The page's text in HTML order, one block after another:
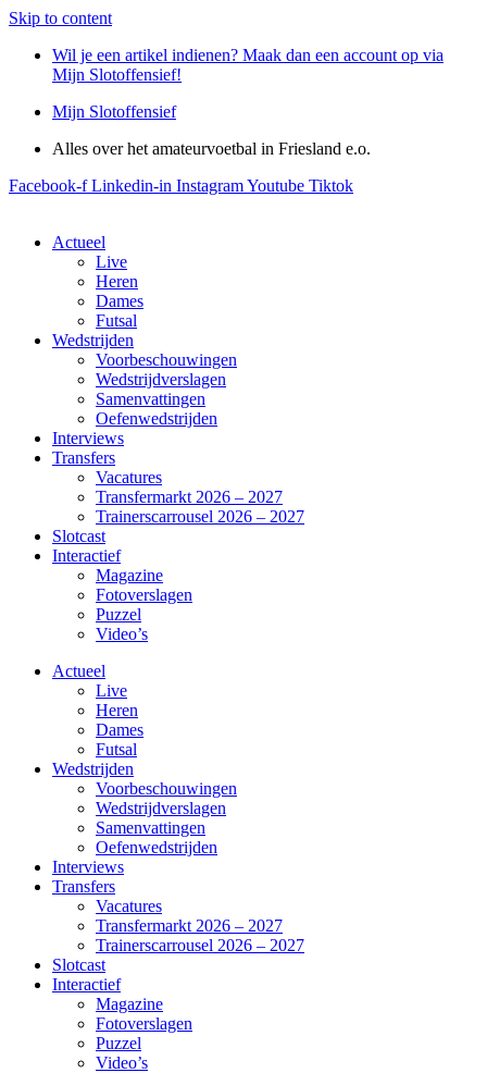
Skip to content
Wil je een artikel indienen? Maak dan een account op via
Mijn Slotoffensief!
Mijn Slotoffensief
Alles over het amateurvoetbal in Friesland e.o.
Facebook-f Linkedin-in InstagramYoutube Tiktok
Actueel
Live
Heren
Dames
Futsal
Wedstrijden
Voorbeschouwingen
Wedstrijdverslagen
Samenvattingen
Oefenwedstrijden
Interviews
Transfers
Vacatures
Transfermarkt 2026 – 2027
Trainerscarrousel 2026 – 2027
Slotcast
Interactief
Magazine
Fotoverslagen
Puzzel
Video’s
Actueel
Live
Heren
Dames
Futsal
Wedstrijden
Voorbeschouwingen
Wedstrijdverslagen
Samenvattingen
Oefenwedstrijden
Interviews
Transfers
Vacatures
Transfermarkt 2026 – 2027
Trainerscarrousel 2026 – 2027
Slotcast
Interactief
Magazine
Fotoverslagen
Puzzel
Video’s